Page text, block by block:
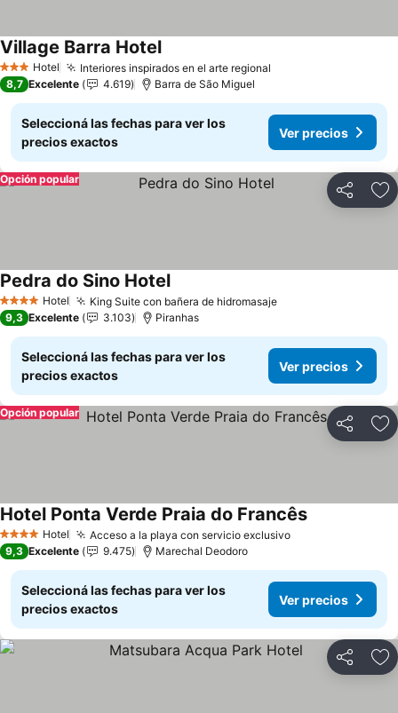
3 Estrellas
Hotel Interiores inspirados en el arte regional
Village Barra HotelVer precios
8,7 Excelente 4.619 Barra de São Miguel
Seleccioná las fechas para ver los
precios exactos
Ver precios
Compartir
Opción popular
4 EstrellasHotel King Suite con bañera de hidromasajeVer precios
Pedra do Sino HotelVer precios
9,3 Excelente 3.103 Piranhas
Seleccioná las fechas para ver los
precios exactos
Ver precios
Compartir
Opción popular
4 EstrellasHotel Acceso a la playa con servicio exclusivoVer precios
Hotel Ponta Verde Praia do FrancêsVer precios
9,3 Excelente 9.475 Marechal Deodoro
Seleccioná las fechas para ver los
precios exactos
Ver precios
Compartir